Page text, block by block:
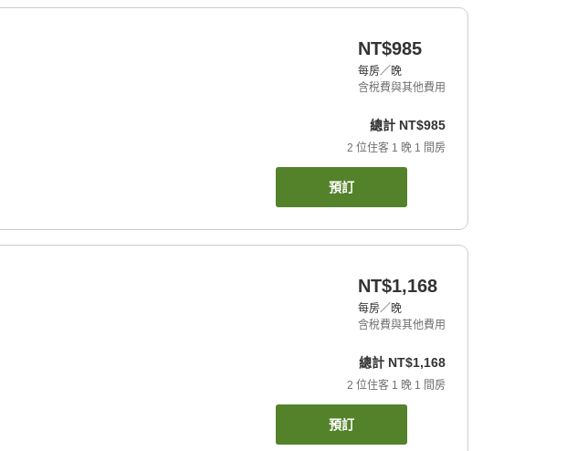
NT$985
每房／晚
含稅費與其他費用
總計 NT$985
2 位住客 1 晚 1 間房
預訂
NT$1,168
每房／晚
含稅費與其他費用
總計 NT$1,168
2 位住客 1 晚 1 間房
預訂